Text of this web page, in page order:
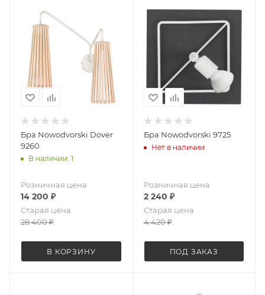
Бра Nowodvorski Dover
9260
В наличии: 1
Розничная цена
14 200 ₽
Старая цена
28 400₽
В КОРЗИНУ
Бра Nowodvorski 9725
Нет в наличии
Розничная цена
2 240 ₽
Старая цена
4 420₽
ПОД ЗАКАЗ